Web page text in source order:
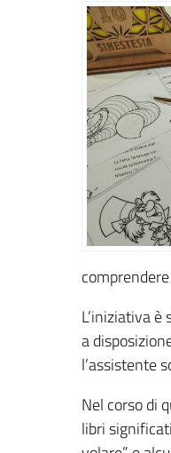
L’iniziativa
a
l’assistente
Nel corso di
libri